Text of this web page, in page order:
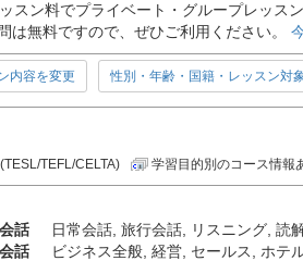
スン料でプライベート・グループレッスン
無料ですので、ぜひご利用ください。
内容を変更 性別・年齢・国籍・レッスン対
TEFL/CELTA) 学習目的別のコース情報
話 日常会話, 旅行会話, リスニング, 読
話
ビジネス全般, 経営, セールス ホテ